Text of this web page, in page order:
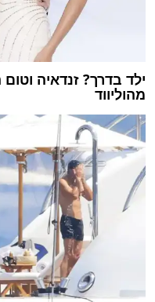
ילד בדרך? זנדאיה
מהוליווד